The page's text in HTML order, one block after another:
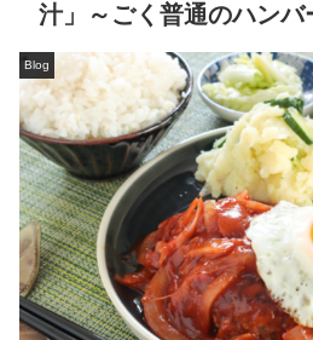
汁」～ごく普通のハンバ
Blog